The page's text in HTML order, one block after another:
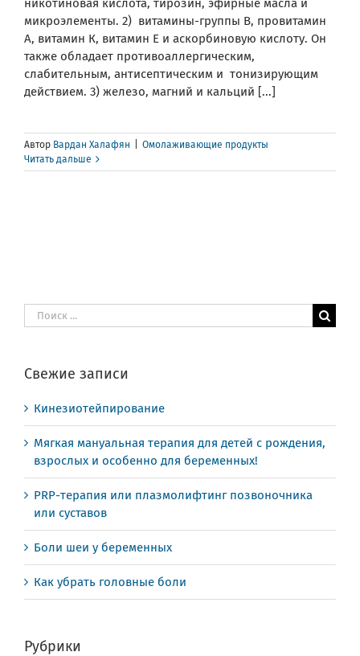
никотиновая кислота, тирозин, эфирные масла и
микроэлементы. 2) витамины-группы В, провитамин
А, витамин К, витамин Е и аскорбиновую кислоту. Он
также обладает противоаллергическим,
слабительным, антисептическим и тонизирующим
действием. 3) железо, магний и кальций [...]
Автор Вардан Халафян
Омолаживающие продукты
Читать дальше
Результат
поиска:
Свежие записи
Кинезиотейпирование
Мягкая мануальная терапия для детей с рождения,
взрослых и особенно для беременных!
PRP-терапия или плазмолифтинг позвоночника
или суставов
Боли шеи у беременных
Как убрать головные боли
Рубрики